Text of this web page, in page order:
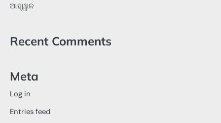
ଆହ୍ୱାନ
Recent Comments
Meta
Log in
Entries feed